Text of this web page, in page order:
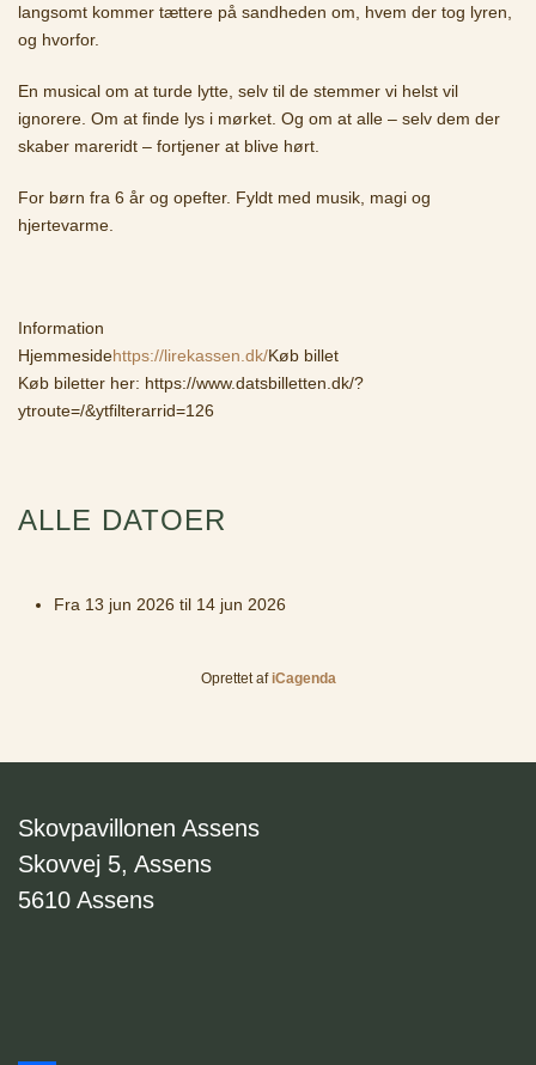
langsomt kommer tættere på sandheden om, hvem der tog lyren,
og hvorfor.
En musical om at turde lytte, selv til de stemmer vi helst vil
ignorere. Om at finde lys i mørket. Og om at alle – selv dem der
skaber mareridt – fortjener at blive hørt.
For børn fra 6 år og opefter. Fyldt med musik, magi og
hjertevarme.
Information
Hjemmesidehttps://lirekassen.dk/Køb billet
Køb biletter her: https://www.datsbilletten.dk/?
ytroute=/&ytfilterarrid=126
ALLE DATOER
Fra 13 jun 2026 til 14 jun 2026
Oprettet afiCagenda
Skovpavillonen Assens
Skovvej 5, Assens
5610 Assens